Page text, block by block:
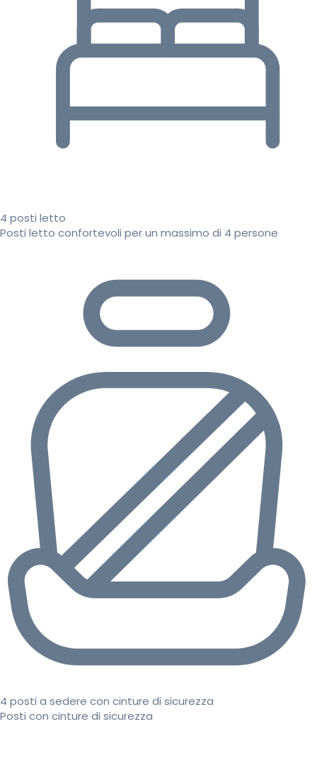
4 posti letto
Posti letto confortevoli per un massimo di 4 persone
4 posti a sedere con cinture di sicurezza
Posti con cinture di sicurezza